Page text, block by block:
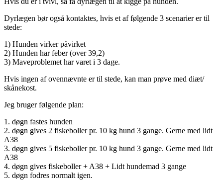
Dyrlægen bør også kontaktes, hvis et af følgende 3 scenarier er til
stede:
1) Hunden virker påvirket
2) Hunden har feber (over 39,2)
3) Maveproblemet har varet i 3 dage.
Hvis ingen af ovennævnte er til stede, kan man prøve med diæt/
skånekost.
Jeg bruger følgende plan:
1. døgn fastes hunden
2. døgn gives 2 fiskeboller pr. 10 kg hund 3 gange. Gerne med lidt
A38
3. døgn gives 5 fiskeboller pr. 10 kg hund 3 gange. Gerne med lidt
A38
4. døgn gives fiskeboller + A38 + Lidt hundemad 3 gange
5. døgn fodres normalt igen.